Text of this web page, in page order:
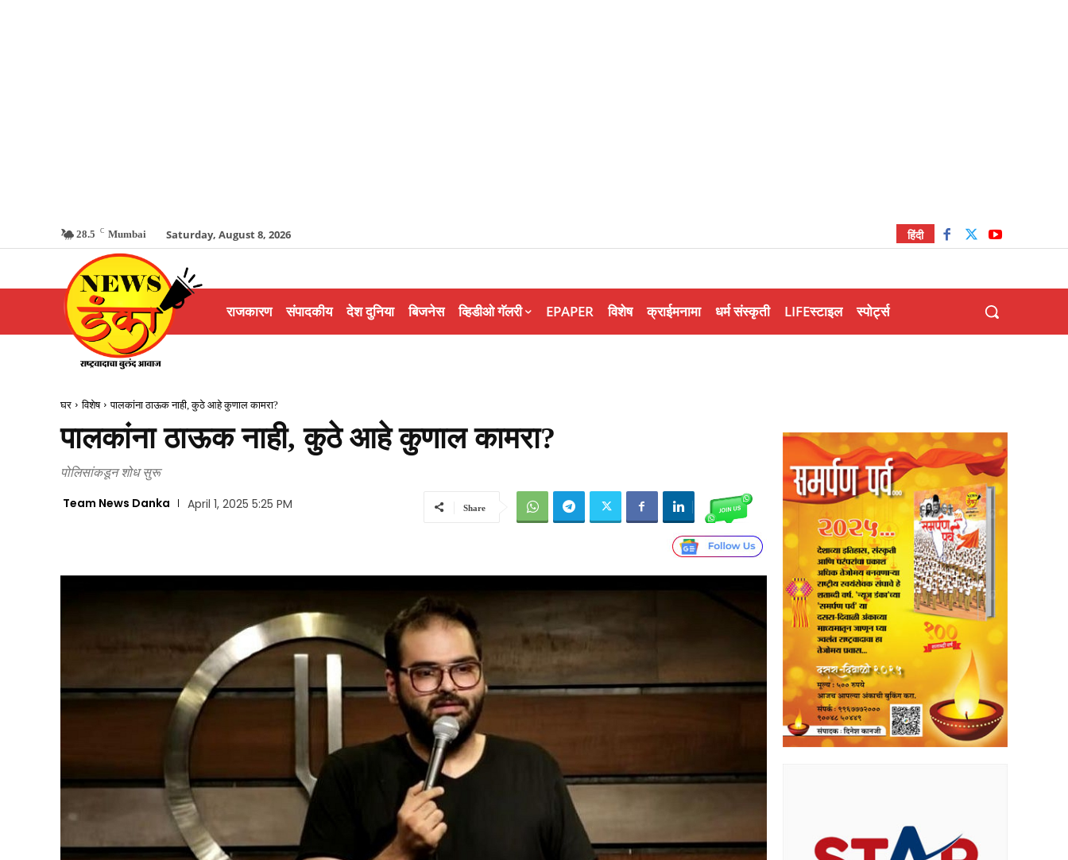
28.5 C Mumbai Saturday, August 8, 2026 हिंदी
राजकारण संपादकीय देश दुनिया बिजनेस व्हिडीओ गॅलरी EPAPER विशेष क्राईमनामा धर्म संस्कृती LIFEस्टाइल स्पोर्ट्स
घर विशेष पालकांना ठाऊक नाही, कुठे आहे कुणाल कामरा?
पालकांना ठाऊक नाही, कुठे आहे कुणाल कामरा?
पोलिसांकडून शोध सुरू
Team News Danka April 1, 2025 5:25 PM Share